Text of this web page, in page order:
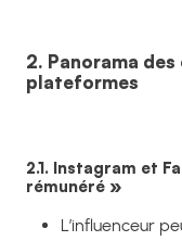
2. Panorama
plateformes
2.1. Instagram et
rémunéré »
L’influenceur